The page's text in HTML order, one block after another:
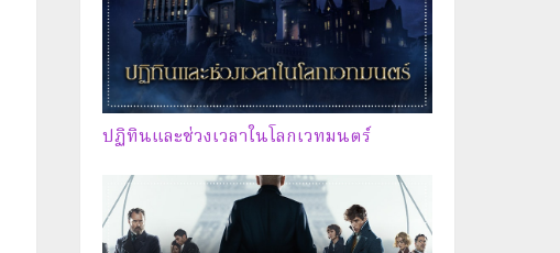
ปฏิทินและช่วงเวลาในโลกเวทมนตร์